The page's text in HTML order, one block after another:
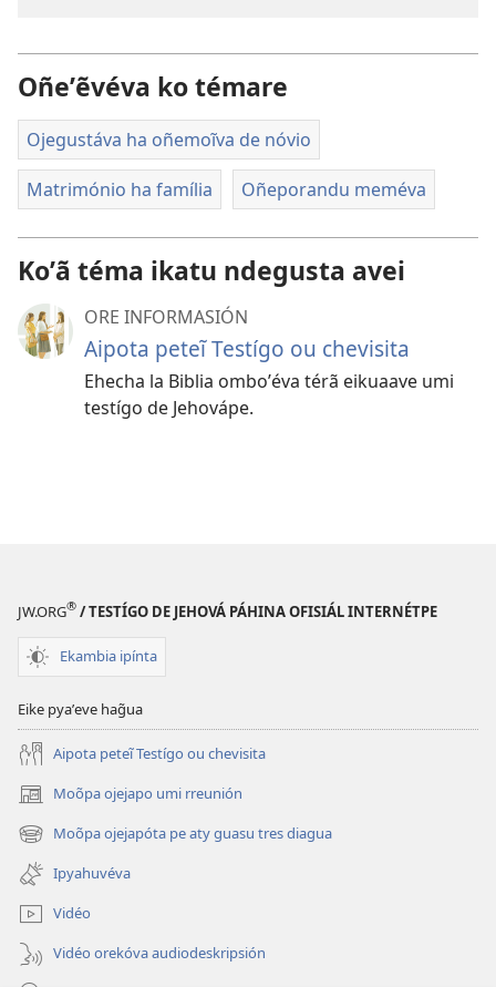
Oñeʼẽvéva ko témare
Ojegustáva ha oñemoĩva de nóvio
Matrimónio ha família Oñeporandu meméva
Koʼã téma ikatu ndegusta avei
ORE INFORMASIÓN
Aipota peteĩ Testígo ou chevisita
Ehecha la Biblia omboʼéva térã eikuaave umi
testígo de Jehovápe.
JW.ORG® / TESTÍGO DE JEHOVÁ PÁHINA OFISIÁL INTERNÉTPE
Ekambia ipínta
Eike pyaʼeve hag̃ua
Aipota peteĩ Testígo ou chevisita
Moõpa ojejapo umi rreunión
(abre
una
nueva
ventana)
Moõpa ojejapóta pe aty guasu tres diagua
(abre
una
nueva
ventana)
Ipyahuvéva
Vidéo
Vidéo orekóva audiodeskripsión